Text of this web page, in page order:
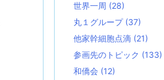
世界一周 (28)
丸１グループ (37)
他家幹細胞点滴 (21)
参画先のトピック (133)
和僑会 (12)